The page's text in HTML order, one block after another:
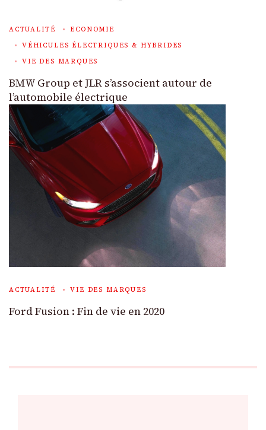
ACTUALITÉ
ECONOMIE
VÉHICULES ÉLECTRIQUES & HYBRIDES
VIE DES MARQUES
BMW Group et JLR s’associent autour de
l’automobile électrique
ACTUALITÉ VIE DES MARQUES
Ford Fusion : Fin de vie en 2020